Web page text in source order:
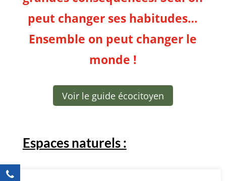
peut changer ses habitudes…
Ensemble on peut changer le
monde !
Voir le guide écocitoyen
Espaces naturels :